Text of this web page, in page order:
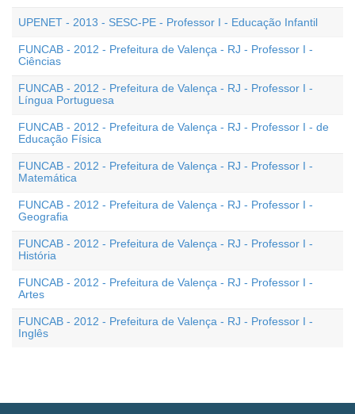
UPENET - 2013 - SESC-PE - Professor I - Educação Infantil
FUNCAB - 2012 - Prefeitura de Valença - RJ - Professor I -
Ciências
FUNCAB - 2012 - Prefeitura de Valença - RJ - Professor I -
Língua Portuguesa
FUNCAB - 2012 - Prefeitura de Valença - RJ - Professor I - de
Educação Física
FUNCAB - 2012 - Prefeitura de Valença - RJ - Professor I -
Matemática
FUNCAB - 2012 - Prefeitura de Valença - RJ - Professor I -
Geografia
FUNCAB - 2012 - Prefeitura de Valença - RJ - Professor I -
História
FUNCAB - 2012 - Prefeitura de Valença - RJ - Professor I -
Artes
FUNCAB - 2012 - Prefeitura de Valença - RJ - Professor I -
Inglês